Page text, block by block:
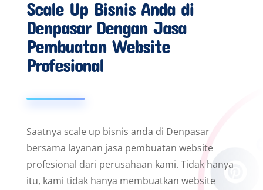
Scale Up Bisnis Anda di
Denpasar Dengan Jasa
Pembuatan Website
Profesional
Saatnya scale up bisnis anda di Denpasar
bersama layanan jasa pembuatan website
profesional dari perusahaan kami. Tidak hanya
itu, kami tidak hanya membuatkan website